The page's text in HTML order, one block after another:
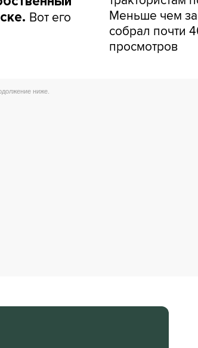
Вот его
Меньше чем за
собрал почти
просмотров